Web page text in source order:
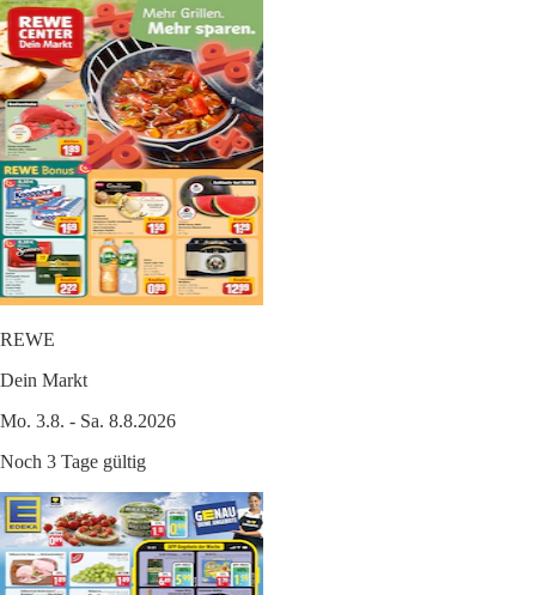
REWE
Dein Markt
Mo. 3.8. - Sa. 8.8.2026
Noch 3 Tage gültig